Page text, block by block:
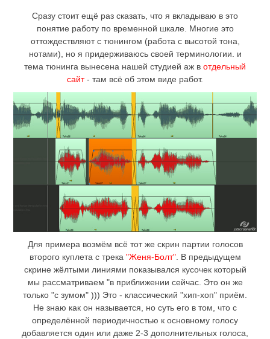
Сразу стоит ещё раз сказать, что я вкладываю в это
понятие работу по временной шкале. Многие это
оттождествляют с тюнингом (работа с высотой тона,
нотами), но я придерживаюсь своей терминологии. и
тема тюнинга вынесена нашей студией аж в отдельный
сайт- там всё об этом виде работ.
Для примера возмём всё тот же скрин партии голосов
второго куплета с трека "Женя-Болт". В предыдущем
скрине жёлтыми линиями показывался кусочек который
мы рассматриваем "в приближении сейчас. Это он же
только "с зумом" ))) Это - классический "хип-хоп" приём.
Не знаю как он называется, но суть его в том, что с
определённой периодичностью к основному голосу
добавляется один или даже 2-3 дополнительных голоса,